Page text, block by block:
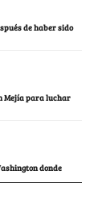
de haber sido
Mejía para luchar
donde